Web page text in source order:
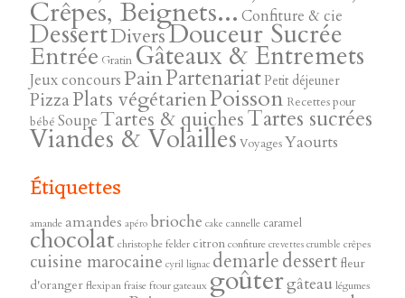
Crêpes, Beignets... Confiture & cie
DessertDiversDouceur Sucrée
Entrée Gratin Gâteaux & Entremets
Jeux concoursPainPartenariatPetit déjeuner
PizzaPlats végétarienPoisson Recettes pour
bébé SoupeTartes & quichesTartes sucrées
Viandes & Volailles VoyagesYaourts
Étiquettes
amandeamandes apéro brioche cake cannelle caramel
chocolat christophe felder citronconfiture crevettes crumble crêpes
cuisine marocaine cyril lignac demarledessert fleur
d'orangerflexipanfraiseftourgateaux goûtergâteaulégumes